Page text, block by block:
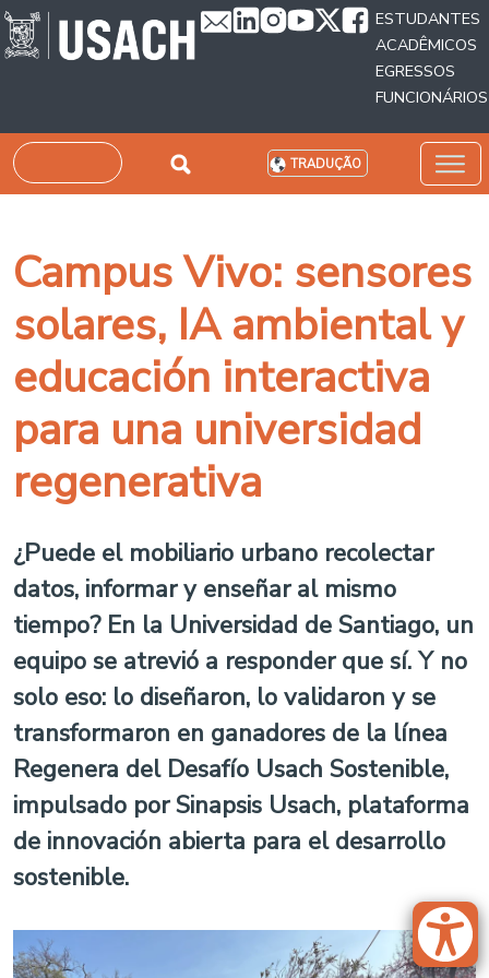
Passar para o conteúdo principal
ESTUDANTES
ACADÊMICOS
EGRESSOS
FUNCIONÁRIOS
Pesquisar TRADUÇÃO
Campus Vivo: sensores
solares, IA ambiental y
educación interactiva
para una universidad
regenerativa
¿Puede el mobiliario urbano recolectar
datos, informar y enseñar al mismo
tiempo? En la Universidad de Santiago, un
equipo se atrevió a responder que sí. Y no
solo eso: lo diseñaron, lo validaron y se
transformaron en ganadores de la línea
Regenera del Desafío Usach Sostenible,
impulsado por Sinapsis Usach, plataforma
de innovación abierta para el desarrollo
sostenible.